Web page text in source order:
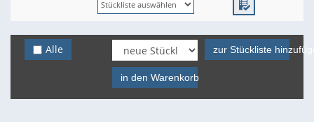
Alle zur Stückliste
in den Warenkorb